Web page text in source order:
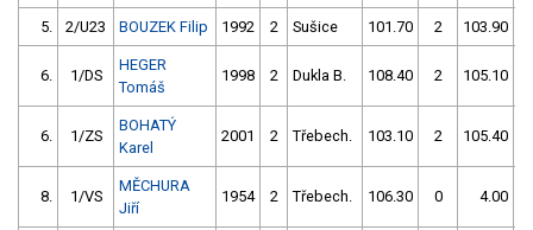
5. 2/U23 BOUZEK Filip 1992 2 Sušice 101.70 2 103.90
6. 1/DS
HEGER
Tomáš
1998 2 Dukla B. 108.40 2 105.10
6. 1/ZS
BOHATÝ
Karel
2001 2 Třebech. 103.10 2 105.40
8. 1/VS
MĚCHURA
Jiří
1954 2 Třebech. 106.30 0 4.00